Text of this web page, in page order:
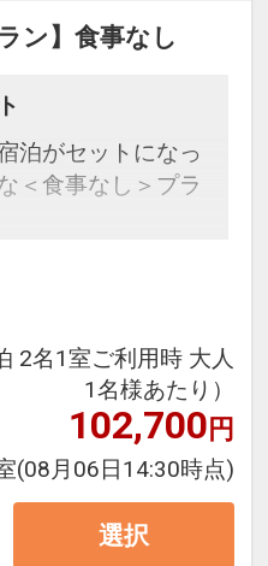
ン】食事なし
泊がセットになっ
＜食事なし＞プラ
クパッケージだか
もちろん周遊旅行
だけの宿泊や延
自由自在です。
のJAL（または
約！フライトマイ
。
2名1室ご利用時 大人
1名様あたり）
102,700円
(08月06日14:30時点)
選択